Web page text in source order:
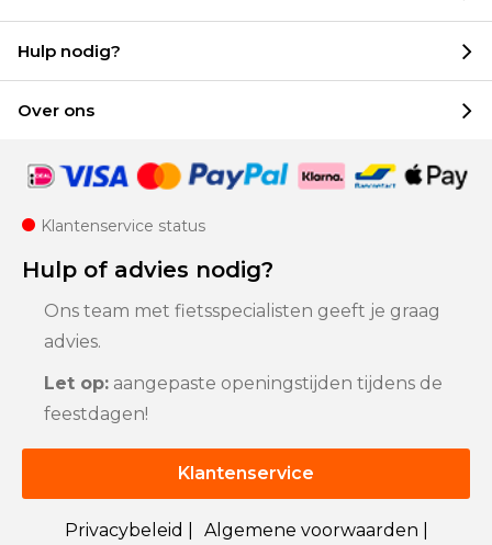
Hulp nodig?
Over ons
Klantenservice status
Hulp of advies nodig?
Ons team met fietsspecialisten geeft je graag
advies.
Let op: aangepaste openingstijden tijdens de
feestdagen!
Klantenservice
Privacybeleid | Algemene voorwaarden |